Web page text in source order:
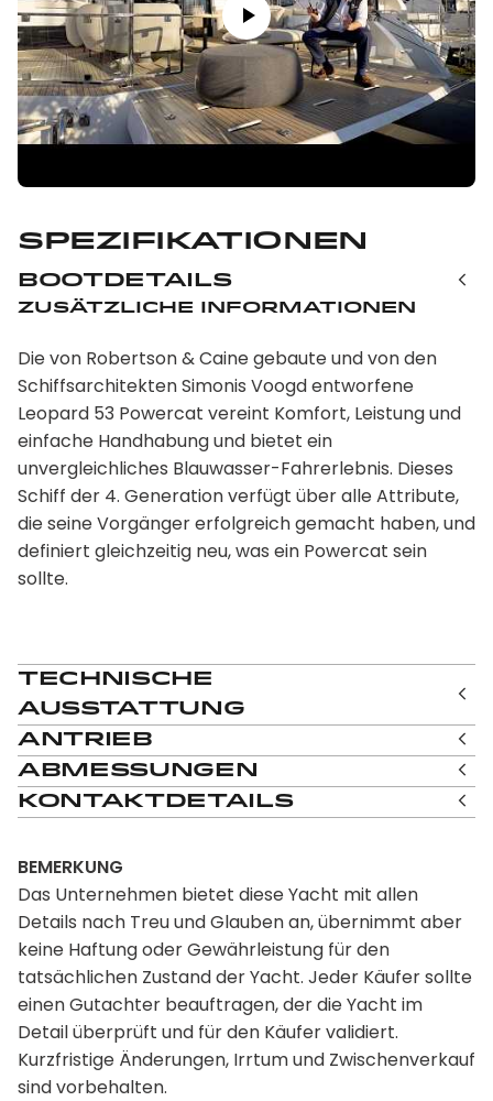
Spezifikationen
Bootdetails
Zusätzliche Informationen
Die von Robertson & Caine gebaute und von den
Schiffsarchitekten Simonis Voogd entworfene
Leopard 53 Powercat vereint Komfort, Leistung und
einfache Handhabung und bietet ein
unvergleichliches Blauwasser-Fahrerlebnis. Dieses
Schiff der 4. Generation verfügt über alle Attribute,
die seine Vorgänger erfolgreich gemacht haben, und
definiert gleichzeitig neu, was ein Powercat sein
sollte.
Technische
Ausstattung
Antrieb
Abmessungen
Kontaktdetails
BEMERKUNG
Das Unternehmen bietet diese Yacht mit allen
Details nach Treu und Glauben an, übernimmt aber
keine Haftung oder Gewährleistung für den
tatsächlichen Zustand der Yacht. Jeder Käufer sollte
einen Gutachter beauftragen, der die Yacht im
Detail überprüft und für den Käufer validiert.
Kurzfristige Änderungen, Irrtum und Zwischenverkauf
sind vorbehalten.